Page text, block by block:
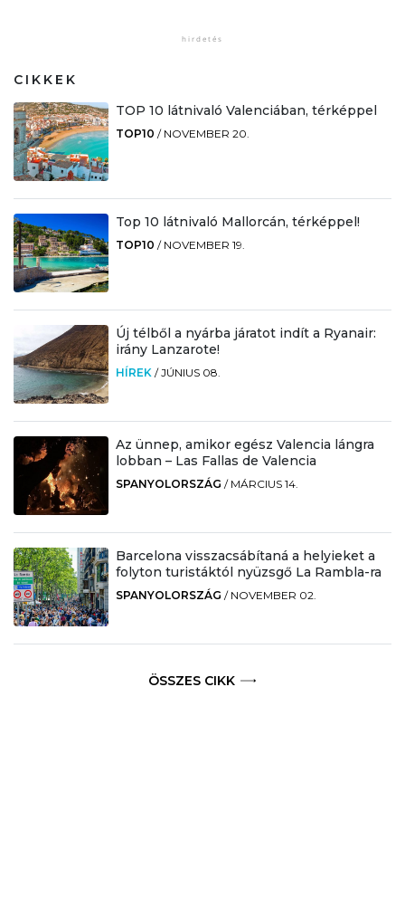
CIKKEK
TOP 10 látnivaló Valenciában, térképpel
TOP10 / NOVEMBER 20.
Top 10 látnivaló Mallorcán, térképpel!
TOP10 / NOVEMBER 19.
Új télből a nyárba járatot indít a Ryanair:
irány Lanzarote!
HÍREK /JÚNIUS 08.
Az ünnep, amikor egész Valencia lángra
lobban – Las Fallas de Valencia
SPANYOLORSZÁG / MÁRCIUS 14.
Barcelona visszacsábítaná a helyieket a
folyton turistáktól nyüzsgő La Rambla-ra
SPANYOLORSZÁG / NOVEMBER 02.
ÖSSZES CIKK